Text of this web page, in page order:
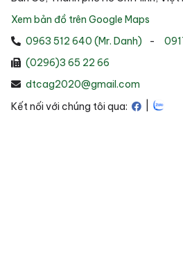
Xem bản đồ trên Google Maps
0963 512 640 (Mr. Danh)
-
(0296)3 65 22 66
dtcag2020@gmail.com
Kết nối với chúng tôi qua: